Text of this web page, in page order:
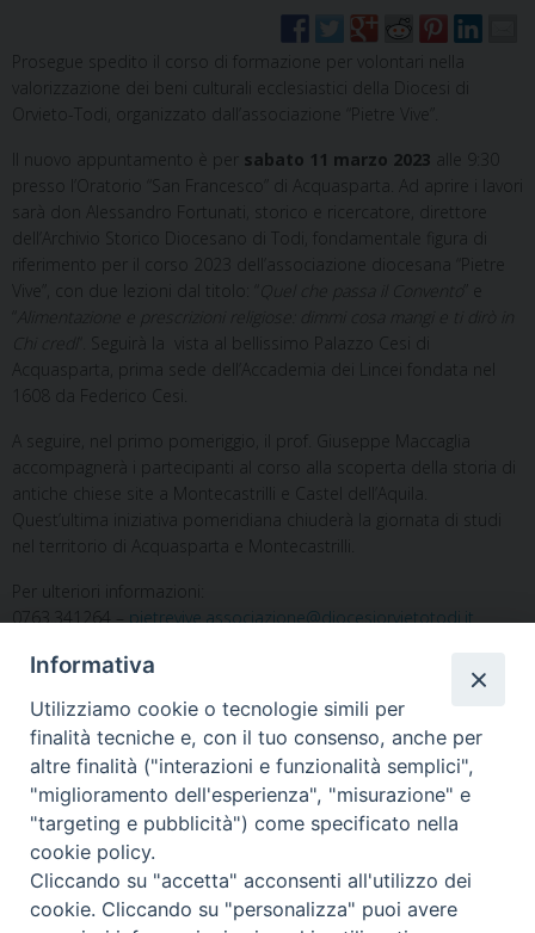
Prosegue spedito il corso di formazione per volontari nella
valorizzazione dei beni culturali ecclesiastici della Diocesi di
Orvieto-Todi, organizzato dall’associazione “Pietre Vive”.
Il nuovo appuntamento è per sabato 11 marzo 2023 alle 9:30
presso l’Oratorio “San Francesco” di Acquasparta. Ad aprire i lavori
sarà don Alessandro Fortunati, storico e ricercatore, direttore
dell’Archivio Storico Diocesano di Todi, fondamentale figura di
riferimento per il corso 2023 dell’associazione diocesana “Pietre
Vive”, con due lezioni dal titolo: “
“. Seguirà la vista al bellissimo Palazzo Cesi di
Acquasparta, prima sede dell’Accademia dei Lincei fondata nel
1608 da Federico Cesi.
A seguire, nel primo pomeriggio, il prof. Giuseppe Maccaglia
accompagnerà i partecipanti al corso alla scoperta della storia di
antiche chiese site a Montecastrilli e Castel dell’Aquila.
Quest’ultima iniziativa pomeridiana chiuderà la giornata di studi
nel territorio di Acquasparta e Montecastrilli.
Per ulteriori informazioni:
0763.341264 – pietrevive.associazione@diocesiorvietotodi.it
Home Il Vescovo Diocesi Pastorale
Liturgia
Beni Culturali
Modulistica
Casa dioc. di Spagliagrano Webmail
Informativa
Utilizziamo cookie o tecnologie simili per
finalità tecniche e, con il tuo consenso, anche per
altre finalità ("interazioni e funzionalità semplici",
"miglioramento dell'esperienza", "misurazione" e
"targeting e pubblicità") come specificato nella
cookie policy.
Cliccando su "accetta" acconsenti all'utilizzo dei
cookie. Cliccando su "personalizza" puoi avere